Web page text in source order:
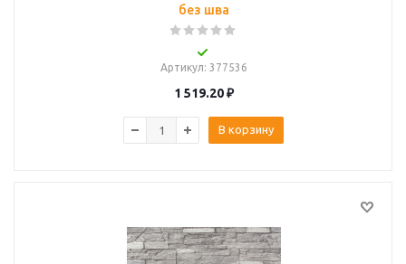
без шва
Артикул: 377536
1 519.20₽
В корзину